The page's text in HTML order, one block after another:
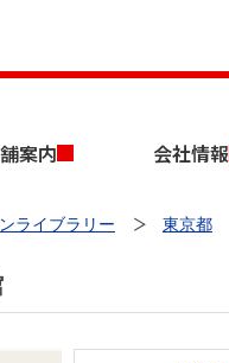
案内 会社情報
ライブラリー 東京都